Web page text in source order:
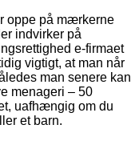
oppe på mærkerne
indvirker på
e-firmaet
vigtigt, at man når
man senere kan
menageri – 50
uafhængig om du
et barn.